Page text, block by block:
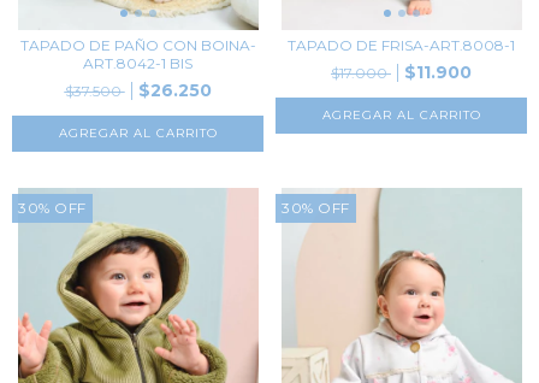
TAPADO DE PAÑO CON BOINA-
ART.8042-1 BIS
$37.500
$26.250
AGREGAR AL CARRITO
TAPADO DE FRISA-ART.8008-1
$17.000
$11.900
AGREGAR AL CARRITO
30% OFF 30% OFF